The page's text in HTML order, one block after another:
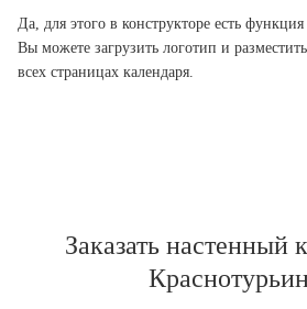
Да, для этого в конструкторе есть
Вы можете загрузить логотип и
всех страницах календаря.
Заказать настенный